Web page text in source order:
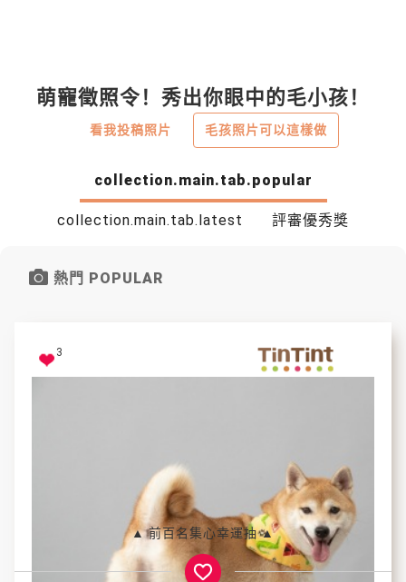
萌寵徵照令！秀出你眼中的毛小孩！
看我投稿照片 毛孩照片可以這樣做
collection.main.tab.popular
collection.main.tab.latest 評審優秀獎
熱門 POPULAR
3
▲ 前百名集心幸運抽 ▲